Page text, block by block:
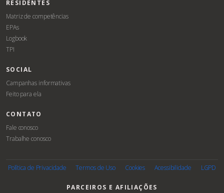
RESIDENTES
Matriz de competências
EPAs
Logbook
TPI
SOCIAL
Campanhas informativas
Feito para ela
CONTATO
Fale conosco
Trabalhe conosco
Política de Privacidade Termos de Uso Cookies Acessibilidade LGPD
PARCEIROS E AFILIAÇÕES